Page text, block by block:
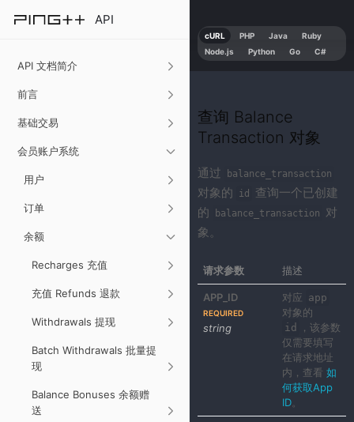
API 文档简介
前言
基础交易
会员账户系统
用户
订单
余额
Recharges 充值
充值 Refunds 退款
Withdrawals 提现
Batch Withdrawals 批量提
现
Balance Bonuses 余额赠
送
查询 Balance
Transaction 对象
通过 balance_transaction
对象的 id
查询一个已创建
的
balance_transaction
对
象。
请求参数 描述
APP_ID
REQUIRED
string
对应 app
对象的
id
，该参数
仅需要填写
在请求地址
内，查看 如
何获取App
ID
cURL PHP Java
Ruby
Node.js
Python Go C#
API